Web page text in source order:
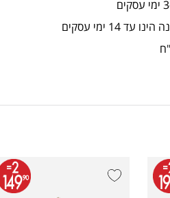
14 ימי עסקים